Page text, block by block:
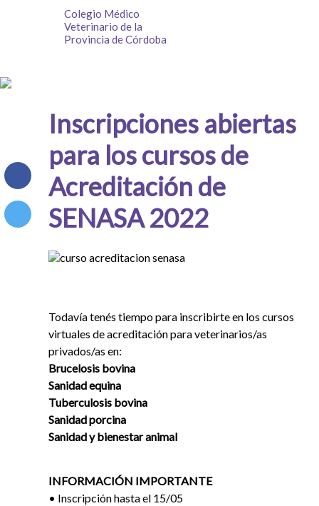
Colegio Médico
Veterinario de la
Provincia de Córdoba
Inscripciones abiertas
para los cursos de
Acreditación de
SENASA 2022
Todavía tenés tiempo para inscribirte en los cursos
virtuales de acreditación para veterinarios/as
privados/as en:
Brucelosis bovina
Sanidad equina
Tuberculosis bovina
Sanidad porcina
Sanidad y bienestar animal
INFORMACIÓN IMPORTANTE
• Inscripción hasta el 15/05